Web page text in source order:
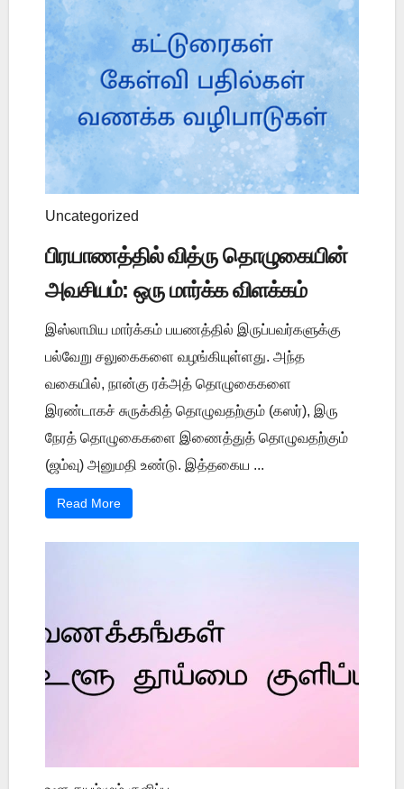
Uncategorized
பிரயாணத்தில் வித்ரு தொழுகையின்
அவசியம்: ஒரு மார்க்க விளக்கம்
இஸ்லாமிய மார்க்கம் பயணத்தில் இருப்பவர்களுக்கு
பல்வேறு சலுகைகளை வழங்கியுள்ளது. அந்த
வகையில், நான்கு ரக்அத் தொழுகைகளை
இரண்டாகச் சுருக்கித் தொழுவதற்கும் (கஸர்), இரு
நேரத் தொழுகைகளை இணைத்துத் தொழுவதற்கும்
(ஜம்வு) அனுமதி உண்டு. இத்தகைய ...
Read More